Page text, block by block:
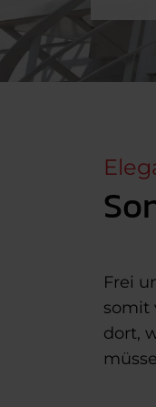
Frei
somit
dort,